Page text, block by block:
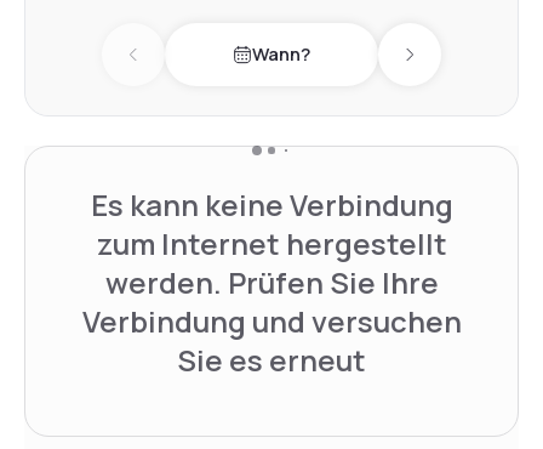
Previous day Wann? Next day
Es kann keine Verbindung
zum Internet hergestellt
werden. Prüfen Sie Ihre
Verbindung und versuchen
Sie es erneut